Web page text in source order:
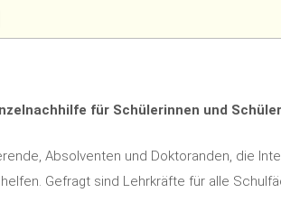
für Schülerinnen und
Absolventen und Doktoranden, die
Gefragt sind Lehrkräfte für alle